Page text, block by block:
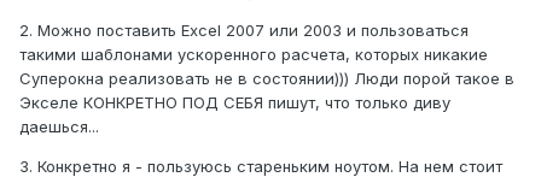
2. Можно поставить Excel 2007 или 2003 и пользоваться
такими шаблонами ускоренного расчета, которых никакие
Суперокна реализовать не в состоянии))) Люди порой такое в
Экселе КОНКРЕТНО ПОД СЕБЯ пишут, что только диву
даешься...
3. Конкретно я - пользуюсь стареньким ноутом. На нем стоит